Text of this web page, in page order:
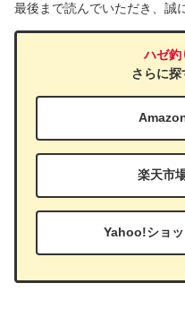
最後まで読んでいただき、誠
ハゼ釣
さらに探
楽天市
Yahoo!ショ